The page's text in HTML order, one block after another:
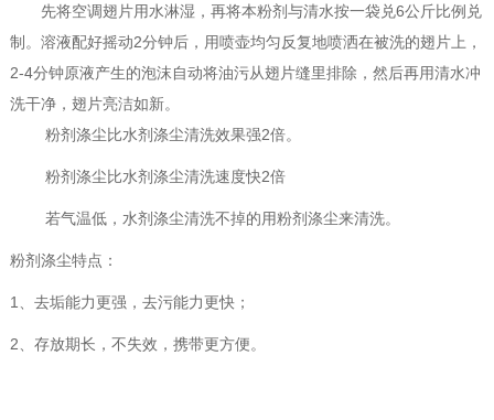
先将空调翅片用水淋湿，再将本粉剂与清水按一袋兑6公斤比例兑
制。溶液配好摇动2分钟后，用喷壶均匀反复地喷洒在被洗的翅片上，
2-4分钟原液产生的泡沫自动将油污从翅片缝里排除，然后再用清水冲
洗干净，翅片亮洁如新。
粉剂涤尘比水剂涤尘清洗效果强2倍。
粉剂涤尘比水剂涤尘清洗速度快2倍
若气温低，水剂涤尘清洗不掉的用粉剂涤尘来清洗。
粉剂涤尘特点：
1、去垢能力更强，去污能力更快；
2、存放期长，不失效，携带更方便。